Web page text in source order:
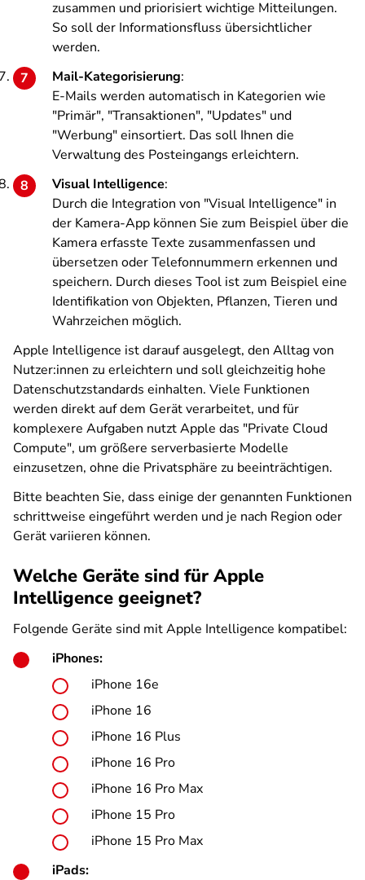
zusammen und priorisiert wichtige Mitteilungen.
So soll der Informationsfluss übersichtlicher
werden.
Mail-Kategorisierung:
E-Mails werden automatisch in Kategorien wie
"Primär", "Transaktionen", "Updates" und
"Werbung" einsortiert. Das soll Ihnen die
Verwaltung des Posteingangs erleichtern.
Visual Intelligence:
Durch die Integration von "Visual Intelligence" in
der Kamera-App können Sie zum Beispiel über die
Kamera erfasste Texte zusammenfassen und
übersetzen oder Telefonnummern erkennen und
speichern. Durch dieses Tool ist zum Beispiel eine
Identifikation von Objekten, Pflanzen, Tieren und
Wahrzeichen möglich.
Apple Intelligence ist darauf ausgelegt, den Alltag von
Nutzer:innen zu erleichtern und soll gleichzeitig hohe
Datenschutzstandards einhalten. Viele Funktionen
werden direkt auf dem Gerät verarbeitet, und für
komplexere Aufgaben nutzt Apple das "Private Cloud
Compute", um größere serverbasierte Modelle
einzusetzen, ohne die Privatsphäre zu beeinträchtigen.
Bitte beachten Sie, dass einige der genannten Funktionen
schrittweise eingeführt werden und je nach Region oder
Gerät variieren können.
Welche Geräte sind für Apple
Intelligence geeignet?
Folgende Geräte sind mit Apple Intelligence kompatibel:
iPhones:
iPhone 16e
iPhone 16
iPhone 16 Plus
iPhone 16 Pro
iPhone 16 Pro Max
iPhone 15 Pro
iPhone 15 Pro Max
iPads: